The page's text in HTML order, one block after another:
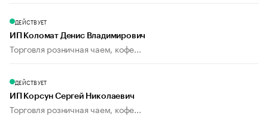
ДЕЙСТВУЕТ
ИП Коломат Денис Владимирович
Торговля розничная чаем, кофе...
ДЕЙСТВУЕТ
ИП Корсун Сергей Николаевич
Торговля розничная чаем, кофе...